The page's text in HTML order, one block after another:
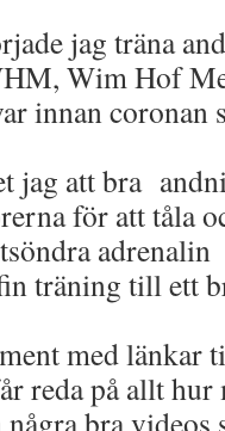
jag träna
Wim Hof
innan coronan
jag att bra
för att tåla
adrenalin
träning till ett
med
reda på allt hur
bra videos